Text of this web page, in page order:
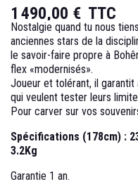
1 490,00 € TTC
Nostalgie quand tu nous
anciennes stars de la
le savoir-faire propre à
flex «modernisés».
Joueur et tolérant, il
qui veulent tester leurs
Pour carver sur vos
Spécifications (178cm) :
3.2Kg
Garantie 1 an.